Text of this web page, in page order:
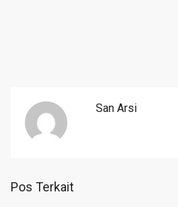
San Arsi
Pos Terkait